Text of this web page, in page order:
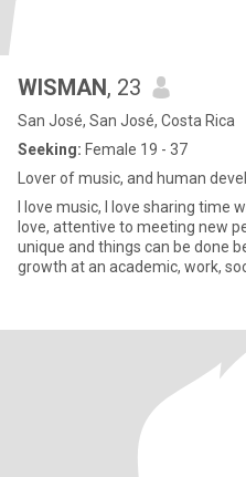
WISMAN, 23
San José, San José, Costa Rica
Seeking: Female 19 - 37
Lover of music, and human
I love music, I love sharing time
love, attentive to meeting new
unique and things can be done
growth at an academic, work,